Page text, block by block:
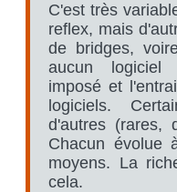
C'est très
reflex, mais
de bridges,
aucun logiciel
imposé et
logiciels.
d'autres (rares,
Chacun évolue
moyens. La
cela.